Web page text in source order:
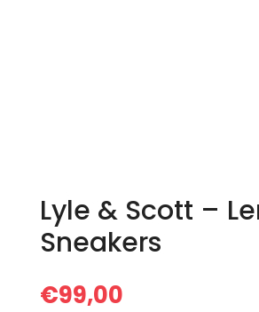
Lyle & Scott –
Sneakers
€99,00